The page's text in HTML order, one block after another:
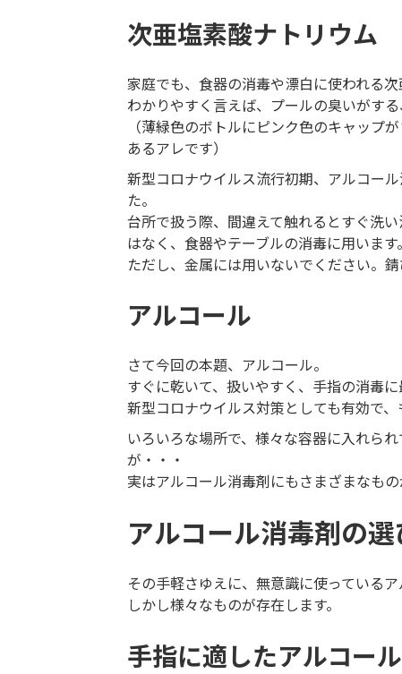
次亜塩素酸ナトリウム
家庭でも、食器の消毒や漂白に使われる次
わかりやすく言えば、プールの臭いがする
（薄緑色のボトルにピンク色のキャップ
あるアレです）
新型コロナウイルス流行初期、アルコー
た。
台所で扱う際、間違えて触れるとすぐ洗
はなく、食器やテーブルの消毒に用います。
ただし、金属には用いないでください。錆
アルコール
さて今回の本題、アルコール。
すぐに乾いて、扱いやすく、手指の消毒に
新型コロナウイルス対策としても有効で、
いろいろな場所で、様々な容器に入れら
が・・・
実はアルコール消毒剤にもさまざまなもの
アルコール消毒剤の
その手軽さゆえに、無意識に使っているア
しかし様々なものが存在します。
手指に適したアルコー